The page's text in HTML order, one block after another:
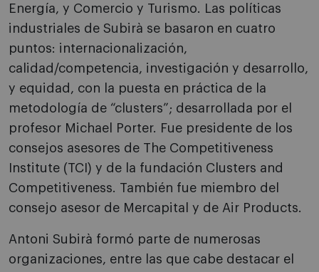
Energía, y Comercio y Turismo. Las políticas
industriales de Subirà se basaron en cuatro
puntos: internacionalización,
calidad/competencia, investigación y desarrollo,
y equidad, con la puesta en práctica de la
metodología de “clusters”; desarrollada por el
profesor Michael Porter. Fue presidente de los
consejos asesores de The Competitiveness
Institute (TCI) y de la fundación Clusters and
Competitiveness. También fue miembro del
consejo asesor de Mercapital y de Air Products.
Antoni Subirà formó parte de numerosas
organizaciones, entre las que cabe destacar el